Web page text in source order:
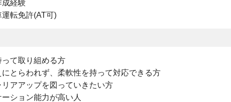
成経験
運転免許(AT可)
って取り組める方
にとらわれず、柔軟性を持って対応できる方
リアアップを図っていきたい方
ーション能力が高い人